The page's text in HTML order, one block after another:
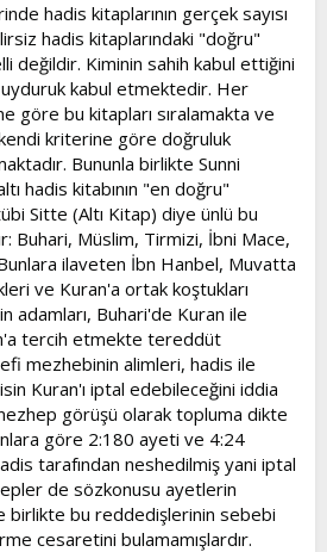
hadis kitaplarının gerçek sayısı
hadis kitaplarındaki "doğru"
değildir. Kiminin sahih kabul ettiğini
uyduruk kabul etmektedir. Her
göre bu kitapları sıralamakta ve
kriterine göre doğruluk
Bununla birlikte Sunni
hadis kitabının "en doğru"
Sitte (Altı Kitap) diye ünlü bu
Buhari, Müslim, Tirmizi, İbni Mace,
ilaveten İbn Hanbel, Muvatta
ve Kuran'a ortak koştukları
adamları, Buhari'de Kuran ile
tercih etmekte tereddüt
mezhebinin alimleri, hadis ile
Kuran'ı iptal edebileceğini iddia
görüşü olarak topluma dikte
göre 2:180 ayeti ve 4:24
tarafından neshedilmiş yani iptal
de sözkonusu ayetlerin
birlikte bu reddedişlerinin sebebi
cesaretini bulamamışlardır.